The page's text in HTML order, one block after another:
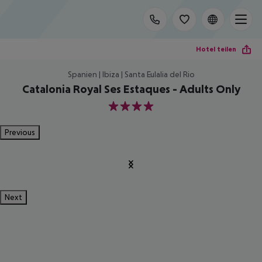
Hotel teilen
Spanien | Ibiza | Santa Eulalia del Rio
Catalonia Royal Ses Estaques - Adults Only
4
Previous
Next